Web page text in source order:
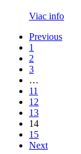
Viac info
Previous
1
2
3
…
11
12
13
14
15
Next